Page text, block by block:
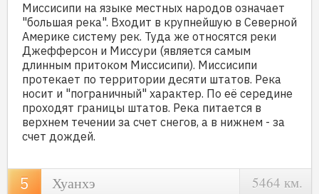
Миссисипи на языке местных народов означает
"большая река". Входит в крупнейшую в Северной
Америке систему рек. Туда же относятся реки
Джефферсон и Миссури (является самым
длинным притоком Миссисипи). Миссисипи
протекает по территории десяти штатов. Река
носит и "пограничный" характер. По её середине
проходят границы штатов. Река питается в
верхнем течении за счет снегов, а в нижнем - за
счет дождей.
Хуанхэ 5464 км.